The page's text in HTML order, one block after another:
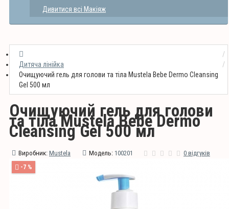
Дивитися всі Макіяж
Дитяча лінійка
Очищуючий гель для голови та тіла Mustela Bebe Dermo Cleansing
Gel 500 мл
Очищуючий гель для голови
та тіла Mustela Bebe Dermo
Cleansing Gel 500 мл
Виробник: Mustela Модель: 100201 0 відгуків
-7 %